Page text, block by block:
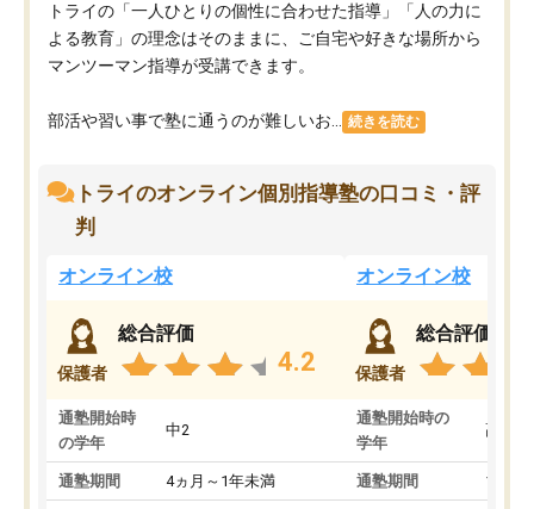
トライの「一人ひとりの個性に合わせた指導」「人の力に
よる教育」の理念はそのままに、ご自宅や好きな場所から
マンツーマン指導が受講できます。
部活や習い事で塾に通うのが難しいお... 続きを読む
トライのオンライン個別指導塾の口コミ・評
判
オンライン校
保護者
総合評価
4.2
通塾開始時
の学年
中2
通塾期間 4ヵ月～1年未満
オンライン校
保護者
総合評価
通塾開始時の
学年
高3
通塾期間 1～3